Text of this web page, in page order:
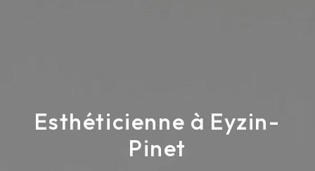
Esthéticienne à Eyzin-
Pinet